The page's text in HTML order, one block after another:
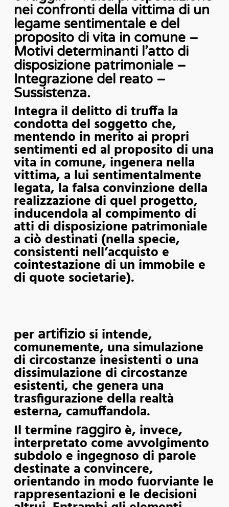
nei confronti della vittima di un
legame sentimentale e del
proposito di vita in comune –
Motivi determinanti l’atto di
disposizione patrimoniale –
Integrazione del reato –
Sussistenza.
Integra il delitto di truffa la
condotta del soggetto che,
mentendo in merito ai propri
sentimenti ed al proposito di una
vita in comune, ingenera nella
vittima, a lui sentimentalmente
legata, la falsa convinzione della
realizzazione di quel progetto,
inducendola al compimento di
atti di disposizione patrimoniale
a ciò destinati (nella specie,
consistenti nell’acquisto e
cointestazione di un immobile e
di quote societarie).
per artifizio si intende,
comunemente, una simulazione
di circostanze inesistenti o una
dissimulazione di circostanze
esistenti, che genera una
trasfigurazione della realtà
esterna, camuffandola.
Il termine raggiroè, invece,
interpretato come avvolgimento
subdolo e ingegnoso di parole
destinate a convincere,
orientando in modo fuorviante le
rappresentazioni e le decisioni